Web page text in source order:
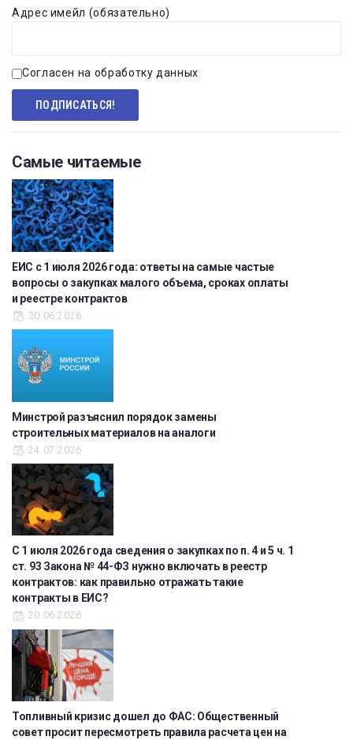
Адрес имейл (обязательно)
Согласен на обработку данных
Самые читаемые
ЕИС с 1 июля 2026 года: ответы на самые частые
вопросы о закупках малого объема, сроках оплаты
и реестре контрактов
30.06.2026
Минстрой разъяснил порядок замены
строительных материалов на аналоги
24.07.2026
С 1 июля 2026 года сведения о закупках по п. 4 и 5 ч. 1
ст. 93 Закона № 44-ФЗ нужно включать в реестр
контрактов: как правильно отражать такие
контракты в ЕИС?
20.06.2026
Топливный кризис дошел до ФАС: Общественный
совет просит пересмотреть правила расчета цен на